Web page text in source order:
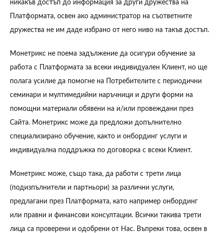
никакъв достъп до информация за други дружества на
Платформата, освен ако администратор на съответните
дружества не им даде избрано от него ниво на такъв достъп.
Монетрикс не поема задължение да осигури обучение за
работа с Платформата за всеки индивидуален Клиент, но ще
полага усилие да помогне на Потребителите с периодични
семинари и мултимедийни наръчници и други форми на
помощни материали обявени на и/или провеждани през
Сайта. Монетрикс може да предложи допълнително
специализирано обучение, както и онбординг услуги и
индивидуална поддръжка по договорка с всеки Клиент.
Монетрикс може, също така, да работи с трети лица
(подизпълнители и партньори) за различни услуги,
предлагани през Платформата, като например онбординг
или правни и финансови консултации. Всички такива трети
лица са проверени и одобрени от Нас. Въпреки това, освен в